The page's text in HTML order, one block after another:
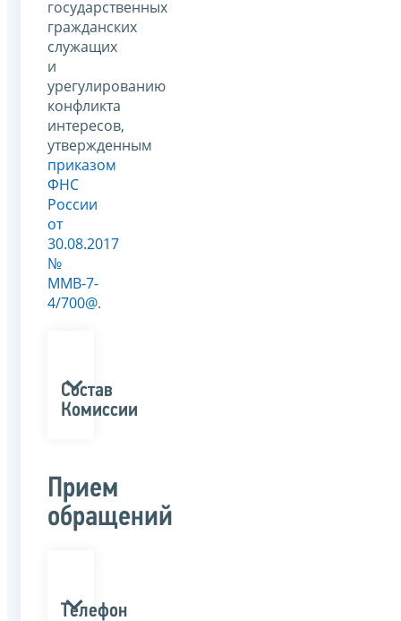
государственных
гражданских
служащих
и
урегулированию
конфликта
интересов,
утвержденным
приказом
ФНС
России
от
30.08.2017
№
ММВ-7-
4/700@.
Состав
Комиссии
Прием
обращений
Телефон